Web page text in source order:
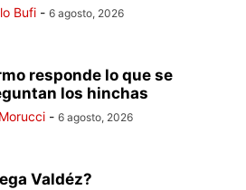
Bufi - 6 agosto, 2026
responde lo que se
los hinchas
- 6 agosto, 2026
Valdéz?